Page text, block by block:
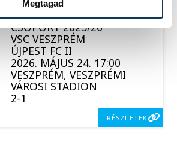
Megtagad
NB III ÉSZAKNYUGATI
CSOPORT 2025/26
VSC VESZPRÉM
ÚJPEST FC II
2026. MÁJUS 24. 17:00
VESZPRÉM, VESZPRÉMI
VÁROSI STADION
2-1
RÉSZLETEK